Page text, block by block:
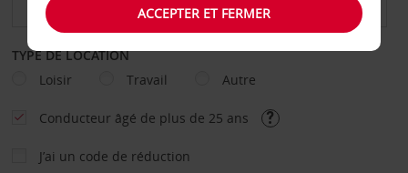
TYPE DE LOCATION
Loisir
Travail Autre
Conducteur âgé de plus de 25 ans
J’ai un code de réduction
ACCEPTER ET FERMER